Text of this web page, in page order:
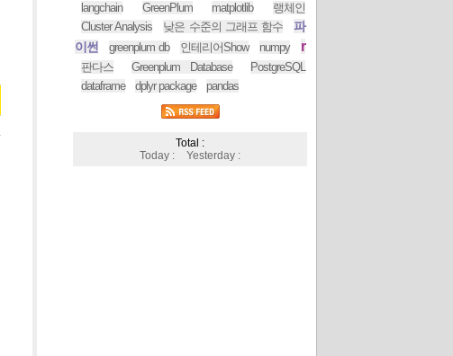
langchain
GreenPlum matplotlib
랭체인
Cluster Analysis
낮은 수준의 그래프 함수
파
이썬
greenplum db 인테리어Show numpy r
판다스 Greenplum Database
PostgreSQL
dataframe
dplyr package pandas
Total :
Today :
Yesterday :